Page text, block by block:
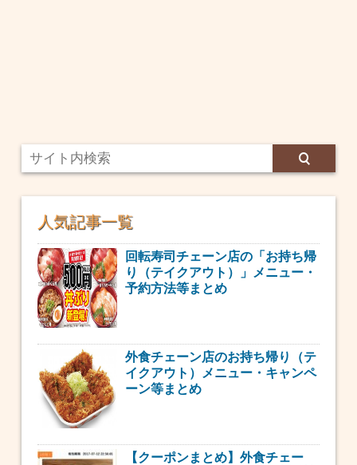
人気記事一覧
回転寿司チェーン店の「お持ち帰
り（テイクアウト）」メニュー・
予約方法等まとめ
外食チェーン店のお持ち帰り（テ
イクアウト）メニュー・キャンペ
ーン等まとめ
【クーポンまとめ】外食チェー